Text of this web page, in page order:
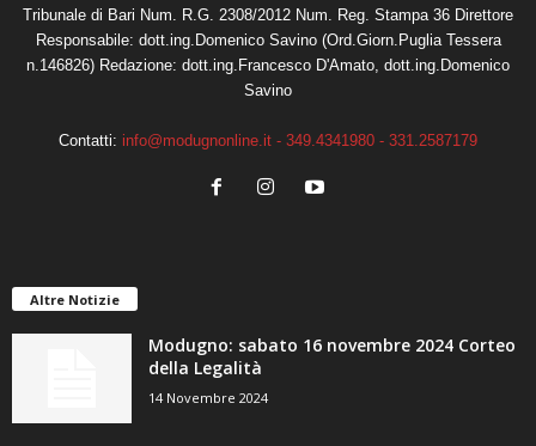
Tribunale di Bari Num. R.G. 2308/2012 Num. Reg. Stampa 36 Direttore
Responsabile: dott.ing.Domenico Savino (Ord.Giorn.Puglia Tessera
n.146826) Redazione: dott.ing.Francesco D'Amato, dott.ing.Domenico
Savino
Contatti: info@modugnonline.it - 349.4341980 - 331.2587179
Altre Notizie
Modugno: sabato 16 novembre 2024 Corteo
della Legalità
14 Novembre 2024